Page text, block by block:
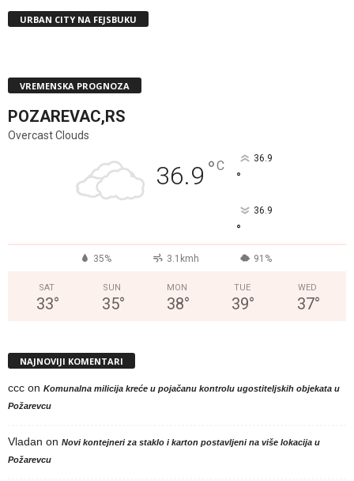
URBAN CITY NA FEJSBUKU
VREMENSKA PROGNOZA
POZAREVAC,RS
Overcast Clouds
36.9 °C 36.9
°
36.9
°
35% 3.1kmh 91%
SAT
33°
SUN
35°
MON
38°
TUE
39°
WED
37°
NAJNOVIJI KOMENTARI
ccc on Komunalna milicija kreće u pojačanu kontrolu ugostiteljskih objekata u
Požarevcu
Vladan on Novi kontejneri za staklo i karton postavljeni na više lokacija u
Požarevcu